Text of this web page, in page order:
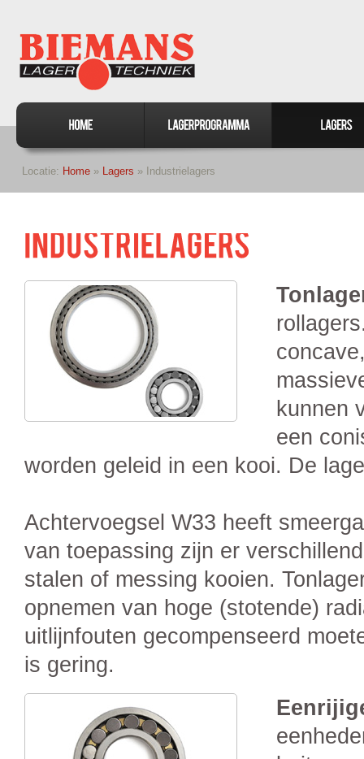
Locatie: Home » Lagers » Industrielagers
kunnen
een
worden geleid in een kooi. De
Achtervoegsel W33 heeft
van toepassing zijn er
stalen of messing kooien.
opnemen van hoge (stotende)
uitlijnfouten gecompenseerd
is gering.